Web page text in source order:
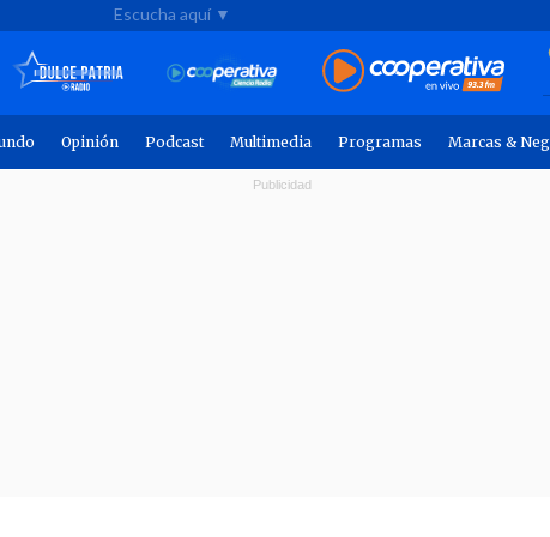
Escucha aquí ▼
Opinión Podcast Multimedia Programas Marcas &